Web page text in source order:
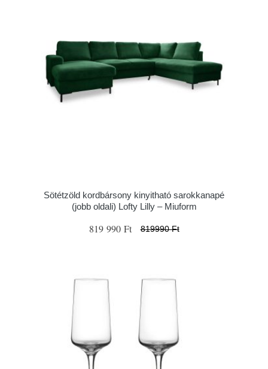
Sötétzöld kordbársony kinyitható sarokkanapé
(jobb oldali) Lofty Lilly – Miuform
819 990 Ft 819990 Ft